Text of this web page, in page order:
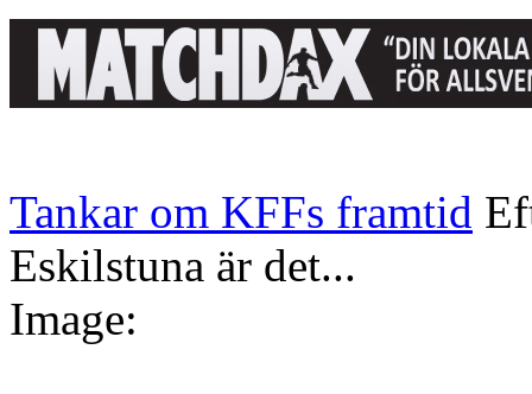
Tankar om KFFs framtid
Eskilstuna är det...
Image: